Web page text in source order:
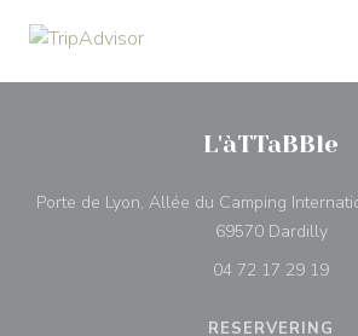
L'àTTaBBle
Porte de Lyon, Allée du Camping
69570 Dardilly
04 72 17 29 19
RESERVERING